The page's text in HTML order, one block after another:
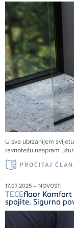
U sve ubrzanijem
ravnotežu naspram
PROČITAJ
17.07.2025 – NOVOSTI
TECEfloor Komfort
spojite. Sigurno